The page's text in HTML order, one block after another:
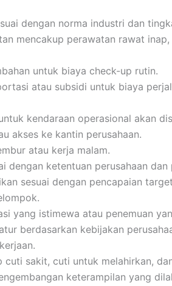
dengan norma industri dan
mencakup perawatan rawat
untuk biaya check-up rutin.
atau subsidi untuk biaya
kendaraan operasional akan
akses ke kantin perusahaan.
atau kerja malam.
dengan ketentuan perusahaan
sesuai dengan pencapaian
yang istimewa atau penemuan
berdasarkan kebijakan
cuti sakit, cuti untuk melahirkan,
keterampilan yang